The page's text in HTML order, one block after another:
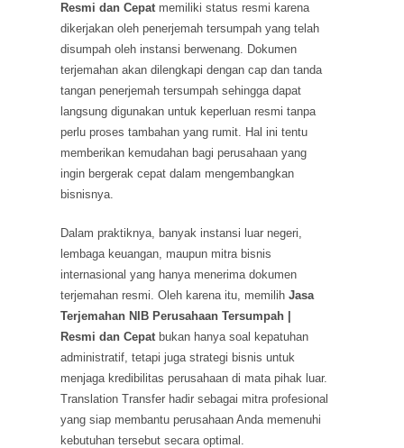
Resmi dan Cepatmemiliki status resmi karena
dikerjakan oleh penerjemah tersumpah yang telah
disumpah oleh instansi berwenang. Dokumen
terjemahan akan dilengkapi dengan cap dan tanda
tangan penerjemah tersumpah sehingga dapat
langsung digunakan untuk keperluan resmi tanpa
perlu proses tambahan yang rumit. Hal ini tentu
memberikan kemudahan bagi perusahaan yang
ingin bergerak cepat dalam mengembangkan
bisnisnya.
Dalam praktiknya, banyak instansi luar negeri,
lembaga keuangan, maupun mitra bisnis
internasional yang hanya menerima dokumen
terjemahan resmi. Oleh karena itu, memilihJasa
Terjemahan NIB Perusahaan Tersumpah |
Resmi dan Cepat bukan hanya soal kepatuhan
administratif, tetapi juga strategi bisnis untuk
menjaga kredibilitas perusahaan di mata pihak luar.
Translation Transfer hadir sebagai mitra profesional
yang siap membantu perusahaan Anda memenuhi
kebutuhan tersebut secara optimal.